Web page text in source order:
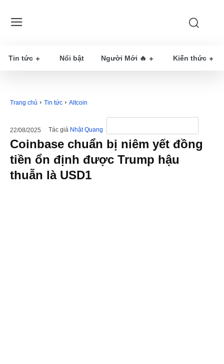
Tin tức Nổi bật Người Mới 🔥 Kiến thức
Trang chủ Tin tức Altcoin
22/08/2025 Tác giả Nhật Quang
Coinbase chuẩn bị niêm yết đồng
tiền ổn định được Trump hậu
thuẫn là USD1